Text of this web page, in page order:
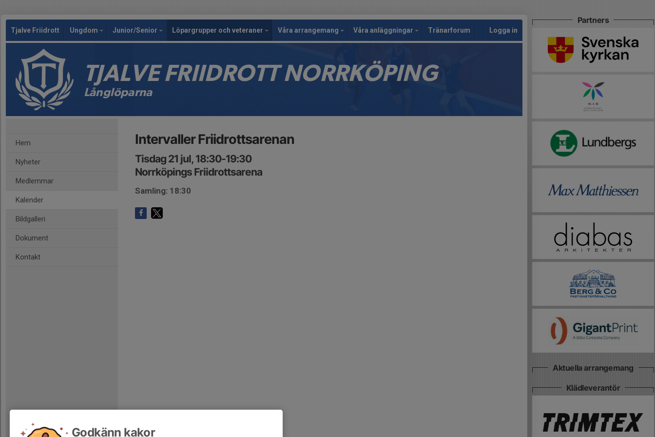
Tjalve Friidrott Ungdom Junior/Senior Löpargrupper och veteraner Våra arrangemang Våra anläggningar Tränarforum Logga in
TJALVE FRIIDROTT NORRKÖPING
Långlöparna
Hem
Nyheter
Medlemmar
Kalender
Bildgalleri
Dokument
Kontakt
Intervaller Friidrottsarenan
Tisdag 21 jul, 18:30-19:30
Norrköpings Friidrottsarena
Samling: 18:30
Partners
Aktuella arrangemang
Klädleverantör
Godkänn kakor